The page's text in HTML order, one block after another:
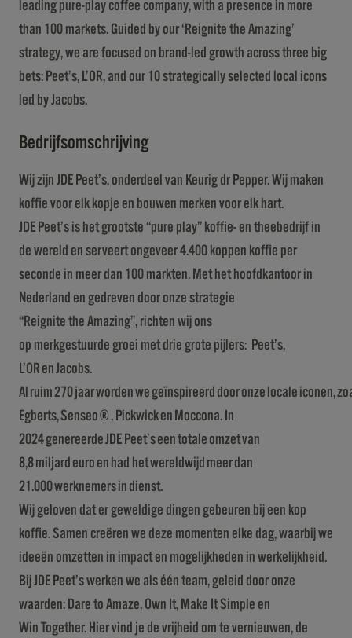
leading pure-play coffee company, with a presence in more
than 100 markets. Guided by our ‘Reignite the Amazing’
strategy, we are focused on brand-led growth across three big
bets: Peet’s, L’OR, and our 10 strategically selected local icons
led by Jacobs.
Bedrijfsomschrijving
Wij zijn JDE Peet’s, onderdeel van Keurig dr Pepper. Wij maken
koffie voor elk kopje en bouwen merken voor elk hart.
JDE Peet’s is het grootste “pure play” koffie- en theebedrijf in
de wereld en serveert ongeveer 4.400 koppen koffie per
seconde in meer dan 100 markten. Met het hoofdkantoor in
Nederland en gedreven door onze strategie
“Reignite the Amazing”, richten wij ons
op merkgestuurde groei met drie grote pijlers: Peet’s,
L’OR en Jacobs.
Al ruim 270 jaar worden we geïnspireerd door onze locale iconen,
Egberts, Senseo®, Pickwick en Moccona. In
2024 genereerde JDE Peet’s een totale omzet van
8,8 miljard euro en had het wereldwijd meer dan
21.000 werknemers in dienst.
Wij geloven dat er geweldige dingen gebeuren bij een kop
koffie. Samen creëren we deze momenten elke dag, waarbij we
ideeën omzetten in impact en mogelijkheden in werkelijkheid.
Bij JDE Peet’s werken we als één team, geleid door onze
waarden: Dare to Amaze, Own It, Make It Simple en
Win Together. Hier vind je de vrijheid om te vernieuwen, de